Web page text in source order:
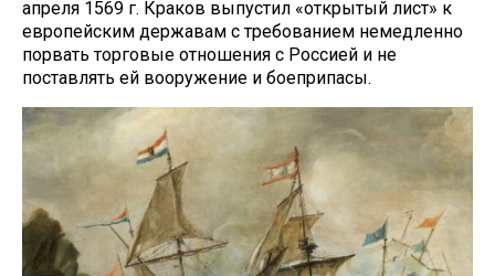
апреля 1569 г. Краков выпустил «открытый лист» к
европейским державам с требованием немедленно
порвать торговые отношения с Россией и не
поставлять ей вооружение и боеприпасы.